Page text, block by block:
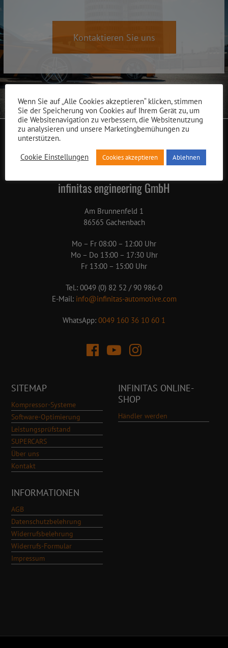
Kontaktieren Sie uns
infinitas engineering GmbH
Am Brunnenfeld 1
86565 Gachenbach
Mo – Fr 08:00 – 12:00 Uhr
Mo – Do 13:00 – 17:30 Uhr
Fr 13:00 – 15:00 Uhr
Tel.: 0049 (0) 82 52 / 90 986-0
E-Mail: info@infinitas-automotive.com
WhatsApp: 0049 160 36 10 60 1
SITEMAP
Kompressor-Systeme
Software-Optimierung
Leistungsprüfstand
SUPERCARS
Über uns
Kontakt
INFINITAS ONLINE-
SHOP
Händler werden
INFORMATIONEN
AGB
Datenschutzbelehrung
Widerrufsbelehrung
Widerrufs-Formular
Impressum
Wenn Sie auf „Alle Cookies akzeptieren“ klicken, stimmen
Sie der Speicherung von Cookies auf Ihrem Gerät zu, um
die Websitenavigation zu verbessern, die Websitenutzung
zu analysieren und unsere Marketingbemühungen zu
unterstützen.
Cookie Einstellungen
Cookies akzeptieren Ablehnen